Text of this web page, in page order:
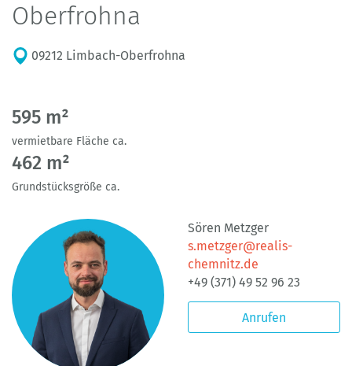
Oberfrohna
09212 Limbach-Oberfrohna
595 m²
vermietbare Fläche ca.
462 m²
Grundstücksgröße ca.
Sören Metzger
s.metzger@realis-
chemnitz.de
+49 (371) 49 52 96 23
Anrufen